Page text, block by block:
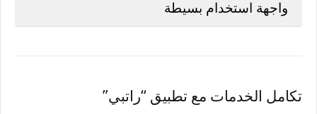
واجهة استخدام بسيطة
تكامل الخدمات مع تطبيق “راتبي”